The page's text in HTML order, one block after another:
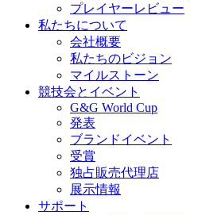
プレイヤーレビュー
私たちについて
会社概要
私たちのビジョン
マイルストーン
競技会とイベント
G&G World Cup
発表
ブランドイベント
受賞
独占販売代理店
展示情報
サポート